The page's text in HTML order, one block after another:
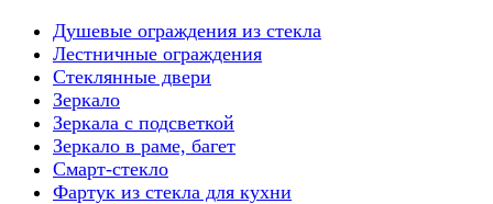
Душевые ограждения из стекла
Лестничные ограждения
Стеклянные двери
Зеркало
Зеркала с подсветкой
Зеркало в раме, багет
Смарт-стекло
Фартук из стекла для кухни